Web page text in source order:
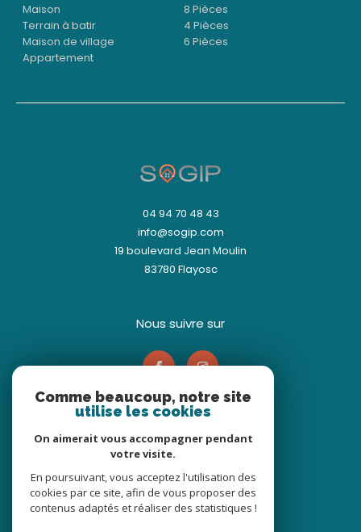
Maison
Terrain à batir
Maison de village
Appartement
8 Pièces
4 Pièces
6 Pièces
04 94 70 48 43
info@sogip.com
19 boulevard Jean Moulin
83780 Flayosc
nous suivre sur
Adhérents
Comme beaucoup, notre site
utilise les cookies
On aimerait vous accompagner pendant
votre visite.
En poursuivant, vous acceptez l'utilisation des
cookies par ce site, afin de vous proposer des
contenus adaptés et réaliser des statistiques !